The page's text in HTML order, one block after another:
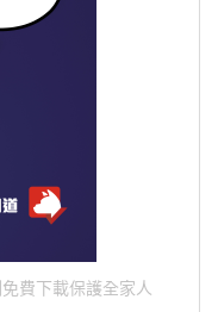
費下載保護全家人